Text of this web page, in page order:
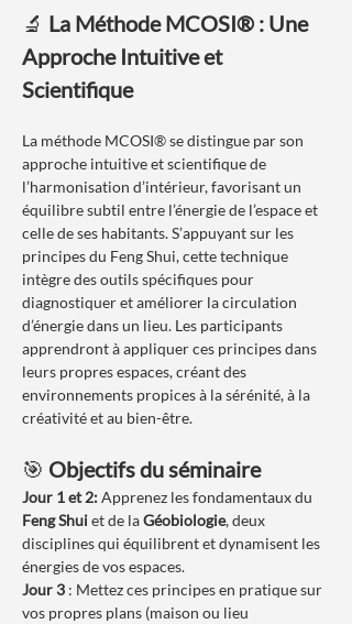
🔬 La Méthode MCOSI® : Une
Approche Intuitive et
Scientifique
La méthode MCOSI® se distingue par son
approche intuitive et scientifique de
l’harmonisation d’intérieur, favorisant un
équilibre subtil entre l’énergie de l’espace et
celle de ses habitants. S’appuyant sur les
principes du Feng Shui, cette technique
intègre des outils spécifiques pour
diagnostiquer et améliorer la circulation
d’énergie dans un lieu. Les participants
apprendront à appliquer ces principes dans
leurs propres espaces, créant des
environnements propices à la sérénité, à la
créativité et au bien-être.
🎯 Objectifs du séminaire
Jour 1 et 2: Apprenez les fondamentaux du
Feng Shui et de la Géobiologie, deux
disciplines qui équilibrent et dynamisent les
énergies de vos espaces.
Jour 3 : Mettez ces principes en pratique sur
vos propres plans (maison ou lieu